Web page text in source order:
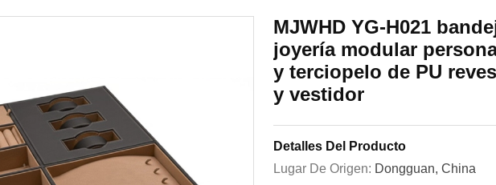
MJWHD YG-H021
joyería modular
y terciopelo de PU
y vestidor
Detalles Del Producto
Lugar De Origen: Dongguan, China